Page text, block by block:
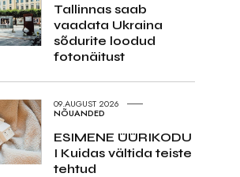
Tallinnas saab
vaadata Ukraina
sõdurite loodud
fotonäitust
09.AUGUST 2026
NÕUANDED
ESIMENE ÜÜRIKODU
I Kuidas vältida teiste
tehtud